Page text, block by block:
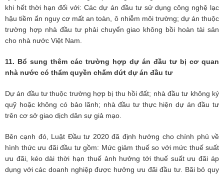
khi hết thời hạn đối với: Các dự án đầu tư sử dụng công nghệ lạc
hậu tiềm ẩn nguy cơ mất an toàn, ô nhiễm môi trường; dự án thuộc
trường hợp nhà đầu tư phải chuyển giao không bồi hoàn tài sản
cho nhà nước Việt Nam.
11. Bổ sung thêm các trường hợp dự án đầu tư bị cơ quan
nhà nước có thẩm quyền chấm dứt dự án đầu tư
Dự án đầu tư thuộc trường hợp bị thu hồi đất; nhà đầu tư không ký
quỹ hoặc không có bảo lãnh; nhà đầu tư thực hiện dự án đầu tư
trên cơ sở giao dịch dân sự giả mạo.
Bên cạnh đó, Luật Đầu tư 2020 đã định hướng cho chính phủ về
hình thức ưu đãi đầu tư gồm: Mức giảm thuế so với mức thuế suất
ưu đãi, kéo dài thời hạn thuế ảnh hưởng tới thuế suất ưu đãi áp
dụng với các doanh nghiệp được hưởng ưu đãi đầu tư. Bãi bỏ quy